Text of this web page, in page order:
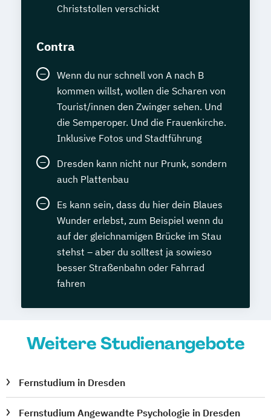
Christstollen verschickt
Contra
Wenn du nur schnell von A nach B
kommen willst, wollen die Scharen von
Tourist/innen den Zwinger sehen. Und
die Semperoper. Und die Frauenkirche.
Inklusive Fotos und Stadtführung
Dresden kann nicht nur Prunk, sondern
auch Plattenbau
Es kann sein, dass du hier dein Blaues
Wunder erlebst, zum Beispiel wenn du
auf der gleichnamigen Brücke im Stau
stehst – aber du solltest ja sowieso
besser Straßenbahn oder Fahrrad
fahren
Weitere Studienangebote
Fernstudium in Dresden
Fernstudium Angewandte Psychologie in Dresden